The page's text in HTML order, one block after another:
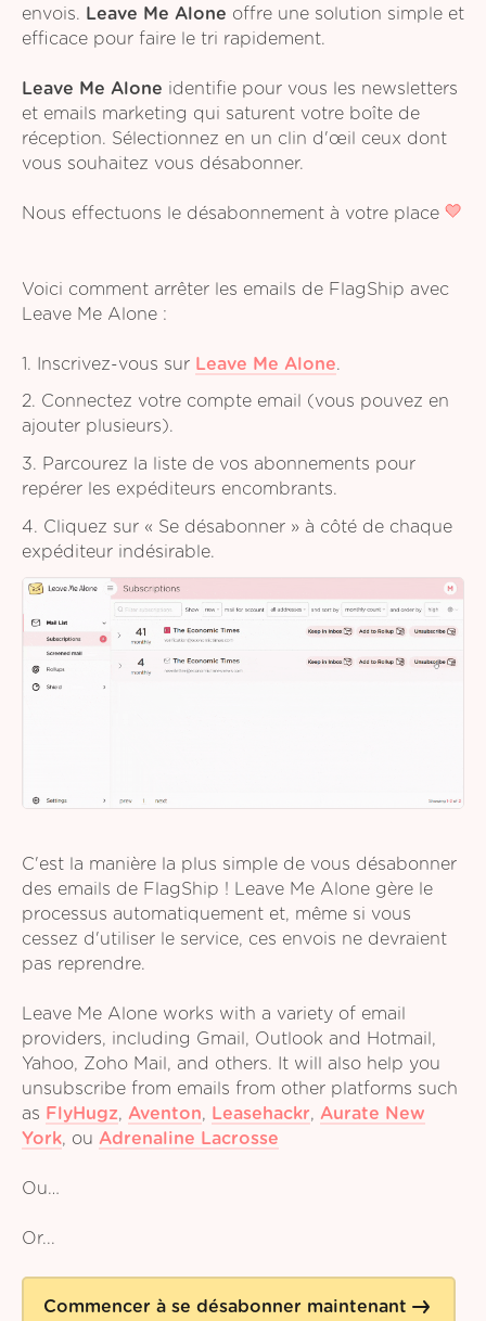
envois.
Leave Me Alone offre une solution simple et
efficace pour faire le tri rapidement.
Leave Me Alone identifie pour vous les newsletters
et emails marketing qui saturent votre boîte de
réception. Sélectionnez en un clin d'œil ceux dont
vous souhaitez vous désabonner.
Nous effectuons le désabonnement à votre place
Voici comment arrêter les emails de FlagShip avec
Leave Me Alone :
1. Inscrivez-vous sur Leave Me Alone.
2. Connectez votre compte email (vous pouvez en
ajouter plusieurs).
3. Parcourez la liste de vos abonnements pour
repérer les expéditeurs encombrants.
4. Cliquez sur « Se désabonner » à côté de chaque
expéditeur indésirable.
C'est la manière la plus simple de vous désabonner
des emails de FlagShip ! Leave Me Alone gère le
processus automatiquement et, même si vous
cessez d'utiliser le service, ces envois ne devraient
pas reprendre.
Leave Me Alone works with a variety of email
providers, including Gmail, Outlook and Hotmail,
Yahoo, Zoho Mail, and others. It will also help you
unsubscribe from emails from other platforms such
as FlyHugz, Aventon, Leasehackr, Aurate New
York, ou Adrenaline Lacrosse
Ou…
Or...
Commencer à se désabonner maintenant